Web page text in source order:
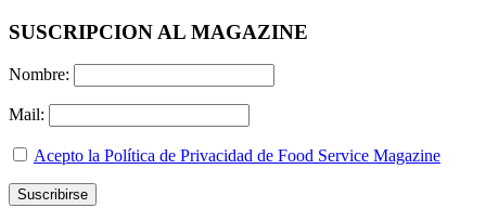
SUSCRIPCION AL MAGAZINE
Nombre:
Mail:
Acepto la Política de Privacidad de Food Service Magazine